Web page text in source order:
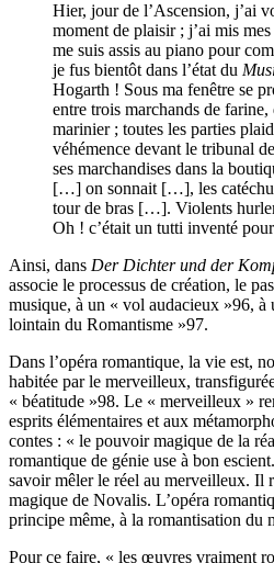
Hier, jour de l’Ascension, j’ai
moment de plaisir ; j’ai mis
me suis assis au piano pour
je fus bientôt dans l’état du
Hogarth ! Sous ma fenêtre se
entre trois marchands de
marinier ; toutes les parties
véhémence devant le tribunal
ses marchandises dans la
[…] on sonnait […], les
tour de bras […]. Violents
Oh ! c’était un tutti inventé
Ainsi, dans Der Dichter und der
associe le processus de création, le
musique, à un « vol audacieux »96, à
lointain du Romantisme »97.
Dans l’opéra romantique, la vie est,
habitée par le merveilleux,
« béatitude »98. Le « merveilleux »
esprits élémentaires et aux
contes : « le pouvoir magique de la
romantique de génie use à bon
savoir mêler le réel au merveilleux. Il
magique de Novalis. L’opéra
principe même, à la romantisation du
Pour ce faire, « les œuvres vraiment